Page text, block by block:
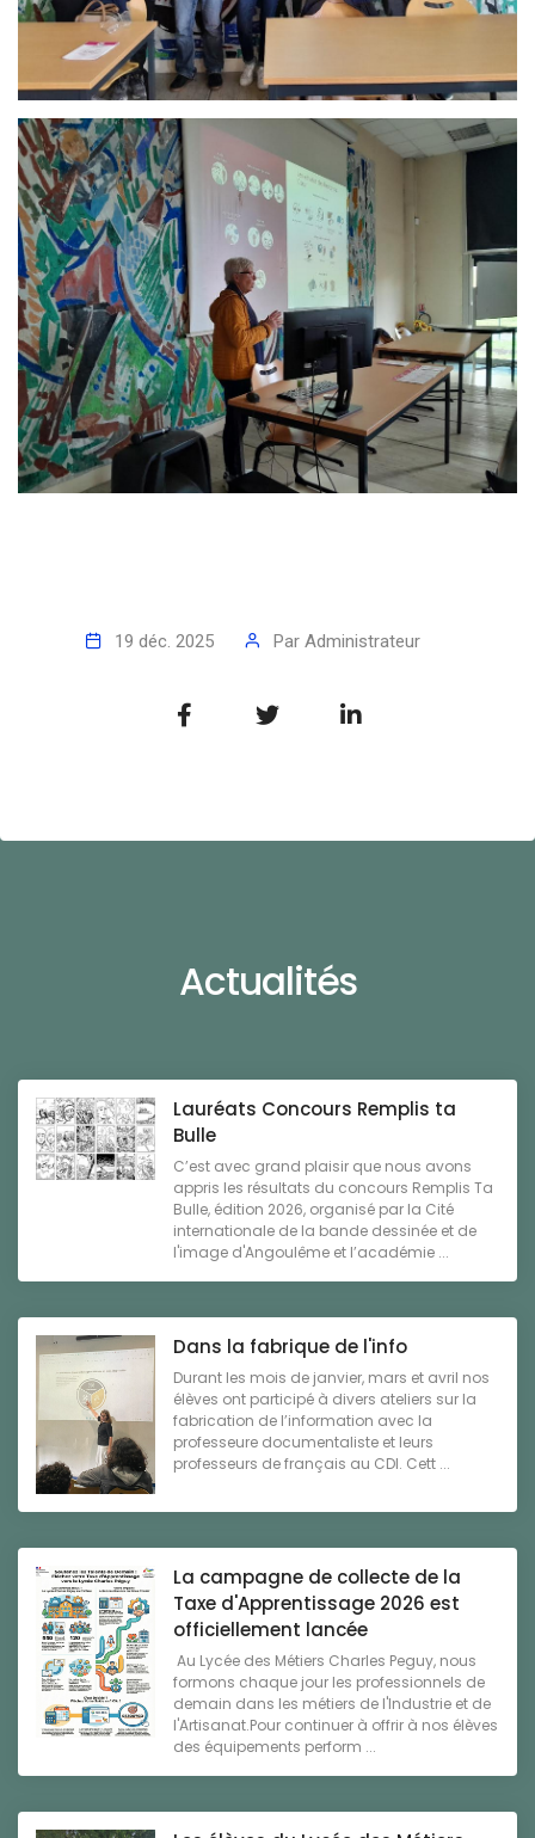
19 déc. 2025 Par Administrateur
Actualités
Lauréats Concours Remplis ta
Bulle
C’est avec grand plaisir que nous avons
appris les résultats du concours Remplis Ta
Bulle, édition 2026, organisé par la Cité
internationale de la bande dessinée et de
l'image d'Angoulême et l’académie ...
Dans la fabrique de l'info
Durant les mois de janvier, mars et avril nos
élèves ont participé à divers ateliers sur la
fabrication de l’information avec la
professeure documentaliste et leurs
professeurs de français au CDI. Cett ...
La campagne de collecte de la
Taxe d'Apprentissage 2026 est
officiellement lancée
Au Lycée des Métiers Charles Peguy, nous
formons chaque jour les professionnels de
demain dans les métiers de l'Industrie et de
l'Artisanat.Pour continuer à offrir à nos élèves
des équipements perform ...